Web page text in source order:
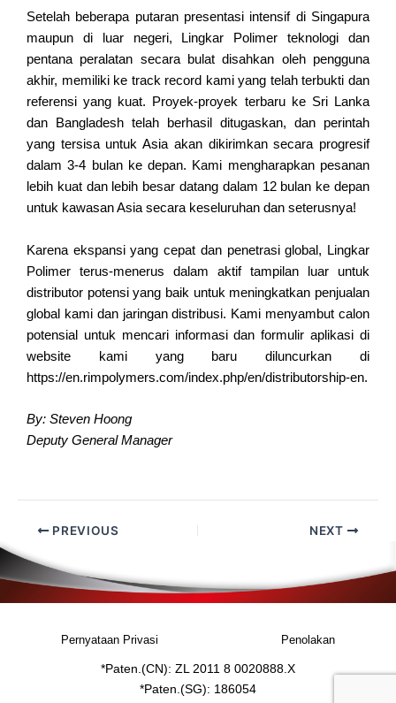
Setelah beberapa putaran presentasi intensif di Singapura
maupun di luar negeri, Lingkar Polimer teknologi dan
pentana peralatan secara bulat disahkan oleh pengguna
akhir, memiliki ke track record kami yang telah terbukti dan
referensi yang kuat. Proyek-proyek terbaru ke Sri Lanka
dan Bangladesh telah berhasil ditugaskan, dan perintah
yang tersisa untuk Asia akan dikirimkan secara progresif
dalam 3-4 bulan ke depan. Kami mengharapkan pesanan
lebih kuat dan lebih besar datang dalam 12 bulan ke depan
untuk kawasan Asia secara keseluruhan dan seterusnya!
Karena ekspansi yang cepat dan penetrasi global, Lingkar
Polimer terus-menerus dalam aktif tampilan luar untuk
distributor potensi yang baik untuk meningkatkan penjualan
global kami dan jaringan distribusi. Kami menyambut calon
potensial untuk mencari informasi dan formulir aplikasi di
website kami yang baru diluncurkan di
https://en.rimpolymers.com/index.php/en/distributorship-en.
By: Steven Hoong
Deputy General Manager
PREVIOUS NEXT
Pernyataan Privasi Penolakan
*Paten.(CN): ZL 2011 8 0020888.X
*Paten.(SG): 186054